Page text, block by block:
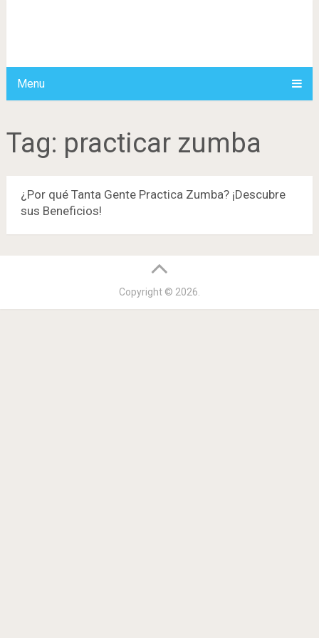
Menu
Tag: practicar zumba
¿Por qué Tanta Gente Practica Zumba? ¡Descubre
sus Beneficios!
Copyright © 2026.